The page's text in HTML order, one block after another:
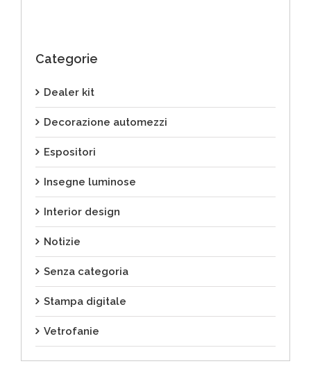
Categorie
Dealer kit
Decorazione automezzi
Espositori
Insegne luminose
Interior design
Notizie
Senza categoria
Stampa digitale
Vetrofanie